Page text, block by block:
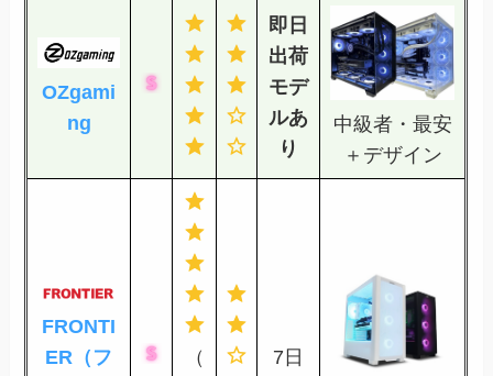
OZgami
ng
即日
出荷
モデ
ルあ
り
中級者・最安
＋デザイン
FRONTI
ER（フ
（
7日